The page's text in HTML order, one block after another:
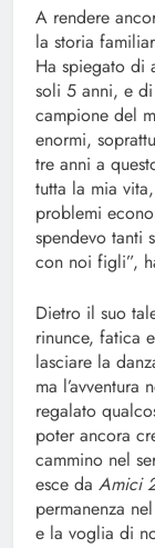
A rendere
la storia
Ha spiegato di
soli 5 anni, e
campione del
enormi,
tre anni a
tutta la mia
problemi
spendevo tanti
con noi figli”,
Dietro il suo
rinunce, fatica
lasciare la
ma
regalato
poter ancora
cammino nel
esce da Amici
permanenza
e la voglia di